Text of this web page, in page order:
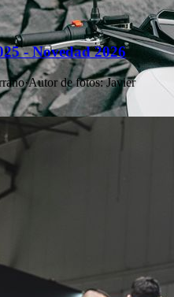
- Novedad 2026
·Autor de fotos: Javier